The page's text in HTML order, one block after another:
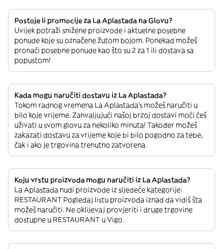
Postoje li promocije za La Aplastada na Glovu?
Uvijek potraži snižene proizvode i aktuelne posebne
ponude koje su označene žutom bojom. Ponekad možeš
pronaći posebne ponude kao što su 2 za 1 ili dostava sa
popustom!
Kada mogu naručiti dostavu iz La Aplastada?
Tokom radnog vremena La Aplastada’s možeš naručiti u
bilo koje vrijeme. Zahvaljujući našoj brzoj dostavi moći ćeš
uživati u svom glovu za nekoliko minuta! Također možeš
zakazati dostavu za vrijeme koje bi bilo pogodno za tebe,
čak i ako je trgovina trenutno zatvorena.
Koju vrstu proizvoda mogu naručiti iz La Aplastada?
La Aplastada nudi proizvode iz sljedeće kategorije:
RESTAURANT Pogledaj listu proizvoda iznad da vidiš šta
možeš naručiti. Ne oklijevaj provjeriti i druge trgovine
dostupne u RESTAURANT u Vigo.